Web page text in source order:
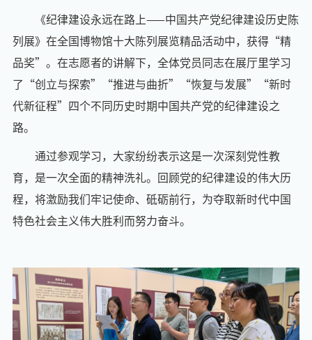
《纪律建设永远在路上——中国共产党纪律建设历史陈
列展》在全国博物馆十大陈列展览精品活动中，获得“精
品奖”。在志愿者的讲解下，全体党员同志在展厅里学习
了“创立与探索”“推进与曲折”“恢复与发展”“新时
代新征程”四个不同历史时期中国共产党的纪律建设之
路。
通过参观学习，大家纷纷表示这是一次深刻党性教
育，是一次全面的精神洗礼。回顾党的纪律建设的伟大历
程，将激励我们牢记使命、砥砺前行，为夺取新时代中国
特色社会主义伟大胜利而努力奋斗。